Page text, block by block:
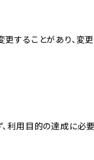
することがあり、
利用目的の達成に必